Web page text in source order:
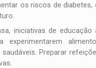
os riscos de diabetes,
iniciativas de educação
experimentarem
Preparar